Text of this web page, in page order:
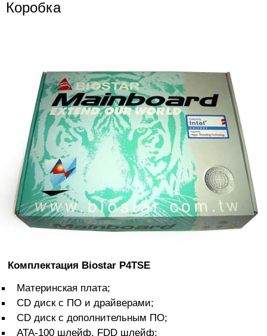
Коробка
Комплектация Biostar P4TSE
Материнская плата;
CD диск с ПО и драйверами;
CD диск с дополнительным ПО;
ATA-100 шлейф, FDD шлейф;